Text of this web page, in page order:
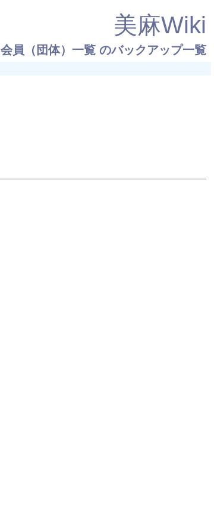
美麻Wiki
会員（団体）一覧のバックアップ一覧